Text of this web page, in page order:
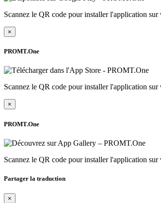
Scannez le QR code pour installer l'application sur
×
PROMT.One
Scannez le QR code pour installer l'application sur
×
PROMT.One
Scannez le QR code pour installer l'application sur
Partager la traduction
×